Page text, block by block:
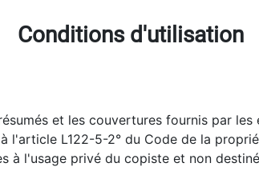
Conditions d'utilisation
et les couvertures fournis par
l'article L122-5-2° du Code de la
à l'usage privé du copiste et non